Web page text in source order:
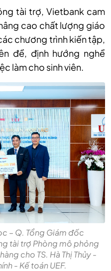
tài trợ, Vietbank cam
cao chất lượng giáo
chương trình kiến tập,
đề, định hướng nghề
làm cho sinh viên.
– Q. Tổng Giám đốc
tài trợ Phòng mô phỏng
cho TS. Hà Thị Thủy -
- Kế toán UEF.